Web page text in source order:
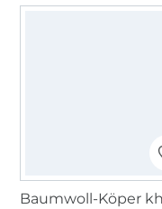
Baumwoll-Köper